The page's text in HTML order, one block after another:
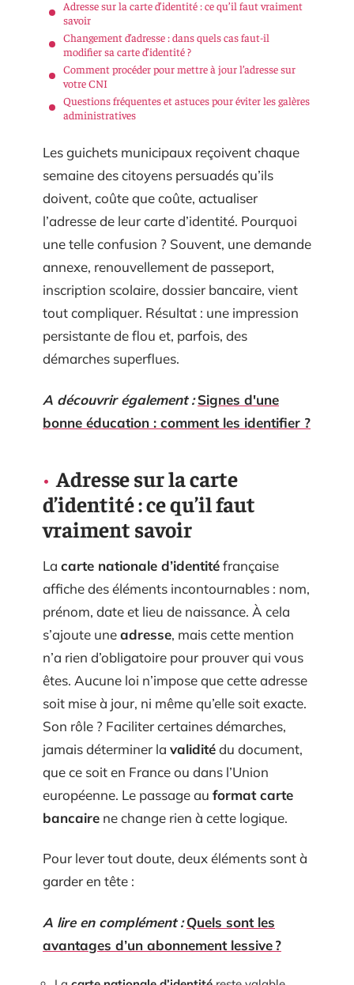
Adresse sur la carte d’identité : ce qu’il faut vraiment
savoir
Changement d’adresse : dans quels cas faut-il
modifier sa carte d’identité ?
Comment procéder pour mettre à jour l’adresse sur
votre CNI
Questions fréquentes et astuces pour éviter les galères
administratives
Les guichets municipaux reçoivent chaque
semaine des citoyens persuadés qu’ils
doivent, coûte que coûte, actualiser
l’adresse de leur carte d’identité. Pourquoi
une telle confusion ? Souvent, une demande
annexe, renouvellement de passeport,
inscription scolaire, dossier bancaire, vient
tout compliquer. Résultat : une impression
persistante de flou et, parfois, des
démarches superflues.
A découvrir également : Signes d'une
bonne éducation : comment les identifier ?
Adresse sur la carte
d’identité : ce qu’il faut
vraiment savoir
La carte nationale d’identitéfrançaise
affiche des éléments incontournables : nom,
prénom, date et lieu de naissance. À cela
s’ajoute uneadresse, mais cette mention
n’a rien d’obligatoire pour prouver qui vous
êtes. Aucune loi n’impose que cette adresse
soit mise à jour, ni même qu’elle soit exacte.
Son rôle ? Faciliter certaines démarches,
jamais déterminer la validitédu document,
que ce soit en France ou dans l’Union
européenne. Le passage au format carte
bancaire ne change rien à cette logique.
Pour lever tout doute, deux éléments sont à
garder en tête :
A lire en complément : Quels sont les
avantages d’un abonnement lessive ?